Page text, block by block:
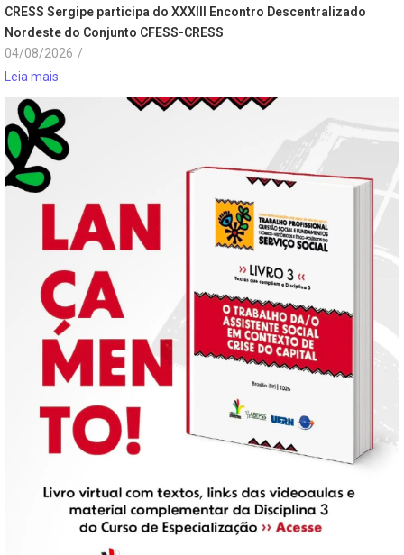
CRESS Sergipe participa do XXXIII Encontro Descentralizado
Nordeste do Conjunto CFESS-CRESS
04/08/2026 /
Leia mais